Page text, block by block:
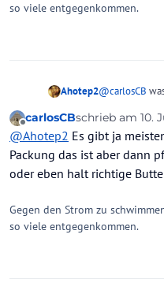
so viele entgegenkommen.
Ahotep2@carlosCB
Offline
carlosCBschrieb am 10.
zuletzt editiert
@Ahotep2 Es gibt ja
Packung das ist aber dann
oder eben halt richtige
Gegen den Strom zu
so viele entgegenkommen.